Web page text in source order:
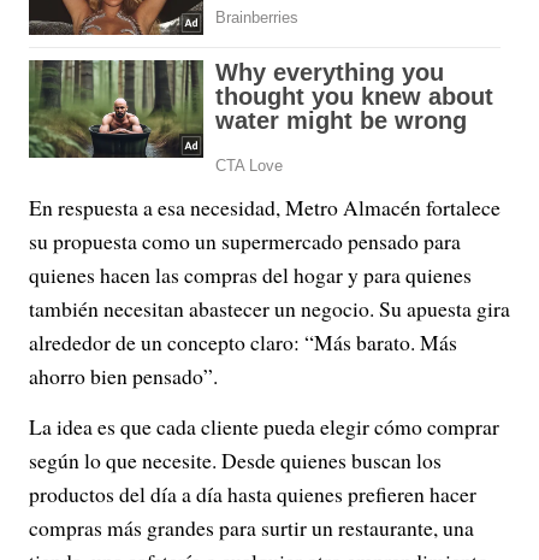
En respuesta a esa necesidad, Metro Almacén fortalece
su propuesta como un supermercado pensado para
quienes hacen las compras del hogar y para quienes
también necesitan abastecer un negocio. Su apuesta gira
alrededor de un concepto claro: “Más barato. Más
ahorro bien pensado”.
La idea es que cada cliente pueda elegir cómo comprar
según lo que necesite. Desde quienes buscan los
productos del día a día hasta quienes prefieren hacer
compras más grandes para surtir un restaurante, una